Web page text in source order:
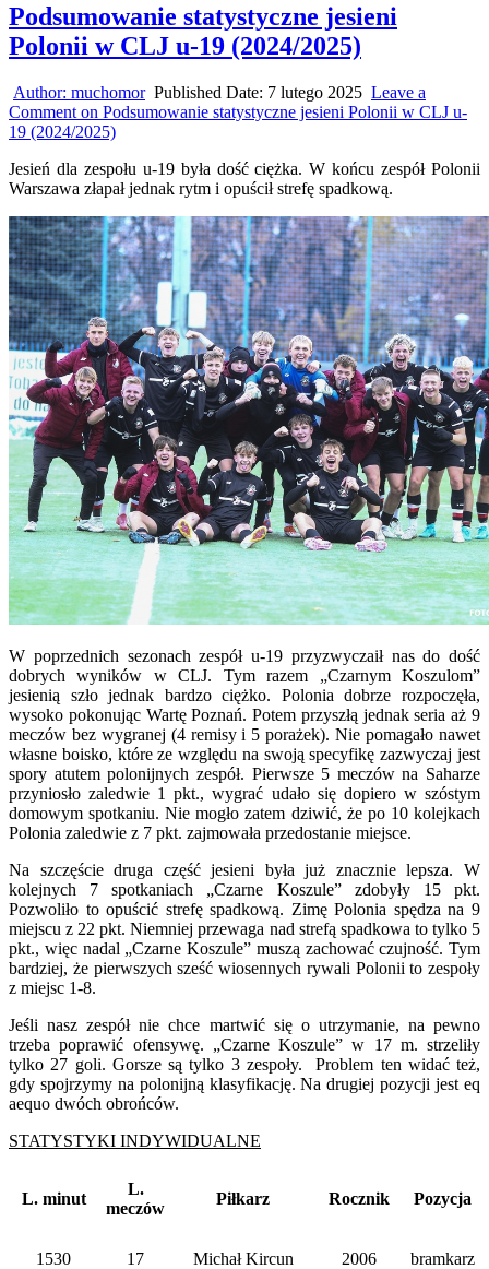
Podsumowanie statystyczne jesieni
Polonii w CLJ u-19 (2024/2025)
Author: muchomor Published Date: 7 lutego 2025 Leave a
Comment on Podsumowanie statystyczne jesieni Polonii w CLJ u-
19 (2024/2025)
Jesień dla zespołu u-19 była dość ciężka. W końcu zespół Polonii
Warszawa złapał jednak rytm i opuścił strefę spadkową.
W poprzednich sezonach zespół u-19 przyzwyczaił nas do dość
dobrych wyników w CLJ. Tym razem „Czarnym Koszulom”
jesienią szło jednak bardzo ciężko. Polonia dobrze rozpoczęła,
wysoko pokonując Wartę Poznań. Potem przyszłą jednak seria aż 9
meczów bez wygranej (4 remisy i 5 porażek). Nie pomagało nawet
własne boisko, które ze względu na swoją specyfikę zazwyczaj jest
spory atutem polonijnych zespół. Pierwsze 5 meczów na Saharze
przyniosło zaledwie 1 pkt., wygrać udało się dopiero w szóstym
domowym spotkaniu. Nie mogło zatem dziwić, że po 10 kolejkach
Polonia zaledwie z 7 pkt. zajmowała przedostanie miejsce.
Na szczęście druga część jesieni była już znacznie lepsza. W
kolejnych 7 spotkaniach „Czarne Koszule” zdobyły 15 pkt.
Pozwoliło to opuścić strefę spadkową. Zimę Polonia spędza na 9
miejscu z 22 pkt. Niemniej przewaga nad strefą spadkowa to tylko 5
pkt., więc nadal „Czarne Koszule” muszą zachować czujność. Tym
bardziej, że pierwszych sześć wiosennych rywali Polonii to zespoły
z miejsc 1-8.
Jeśli nasz zespół nie chce martwić się o utrzymanie, na pewno
trzeba poprawić ofensywę. „Czarne Koszule” w 17 m. strzeliły
tylko 27 goli. Gorsze są tylko 3 zespoły. Problem ten widać też,
gdy spojrzymy na polonijną klasyfikację. Na drugiej pozycji jest eq
aequo dwóch obrońców.
STATYSTYKI INDYWIDUALNE
L. minut
L.
meczów
Piłkarz Rocznik Pozycja
1530 17 Michał Kircun 2006 bramkarz